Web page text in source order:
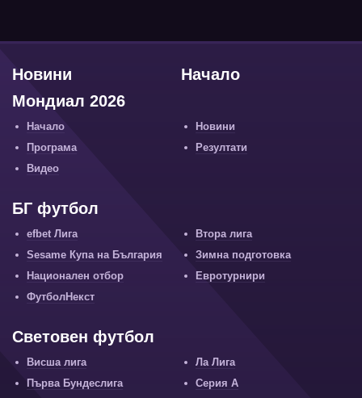
Начало
Новини
Мондиал 2026
Начало
Новини
Програма
Резултати
Видео
БГ футбол
efbet Лига
Втора лига
Sesame Купа на България
Зимна подготовка
Национален отбор
Евротурнири
ФутболНекст
Световен футбол
Висша лига
Ла Лига
Първа Бундеслига
Серия А